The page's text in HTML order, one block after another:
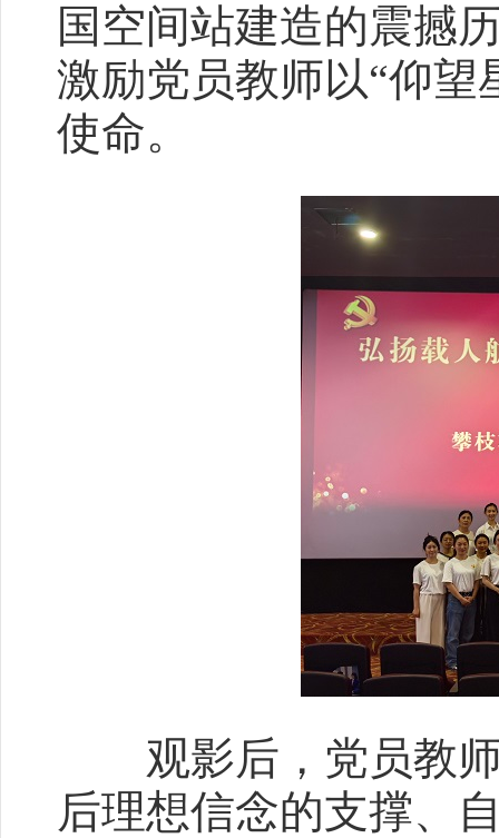
国空间站建造的震撼
激励党员教师以“仰望
使命。​
观影后，党员教师
后理想信念的支撑、